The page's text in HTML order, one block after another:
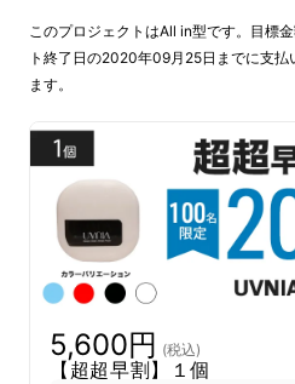
あなたは歯ブラシを除菌
このプロジェクトはAll in型です。目標
ト終了日の2020年09月25日までに支払
ます。
5,600円 (税込)
【超超早割】１個